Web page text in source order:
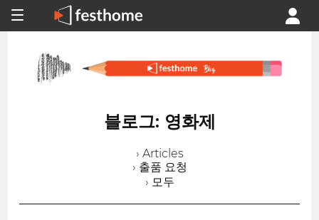
블로그: 영화제
› Articles
› 출품 요청
› 모두